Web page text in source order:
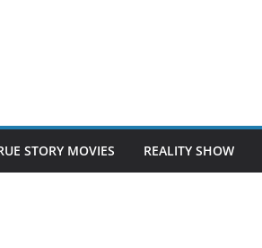
STORY MOVIES REALITY SHOW